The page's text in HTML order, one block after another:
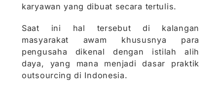
karyawan yang dibuat secara tertulis.
Saat ini hal tersebut di kalangan
masyarakat awam khususnya para
pengusaha dikenal dengan istilah alih
daya, yang mana menjadi dasar praktik
outsourcing di Indonesia.